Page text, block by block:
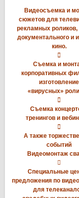
Видеосъемка и
сюжетов для
рекламных роликов,
документального и
кино.

Съемка и
корпоративных
изготовление
«вирусных»

Съемка
тренингов и

А также
событий
Видеомонтаж

Специальные
предложения по
для